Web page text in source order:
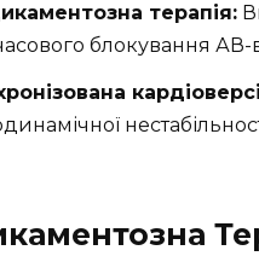
терапія:
блокування АВ-